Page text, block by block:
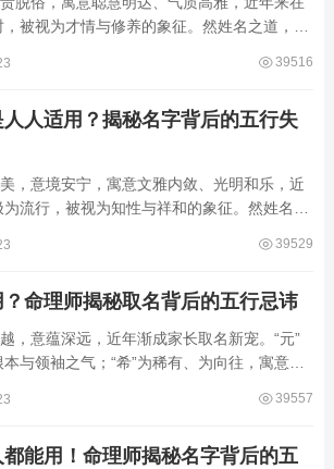
被视为才情与修养的象征。然姓名之道，贵
局，实藏金水成势、火土受制之患，若不顾
39516
人适用？揭秘名字背后的五行失
，意境安宁，寓意文雅内敛、光明和乐，近
流行，被视为知性与祥和的象征。然姓名命
气受制之弊，若不顾八字强弱，盲目套用，
39529
命理师揭秘取名背后的五行忌讳
，意蕴深远，近年渐成家长取名新宠。“元”
与领袖之气；“希”为稀有、为向往，寓意卓
实为命理气场之枢纽。一字之选，关乎运途
39557
能用！命理师揭秘名字背后的五